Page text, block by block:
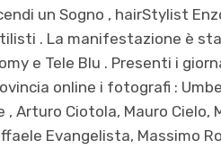
un Sogno , hairStylist
. La manifestazione è
e Tele Blu . Presenti i
online i fotografi :
Arturo Ciotola, Mauro Cielo,
Evangelista, Massimo